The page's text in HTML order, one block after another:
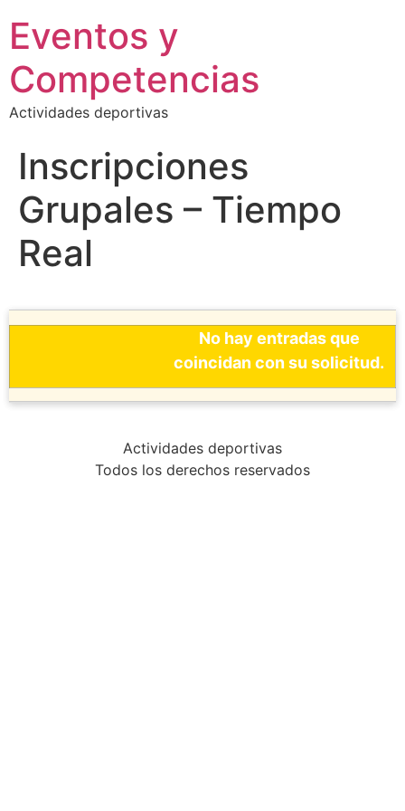
Eventos y
Competencias
Actividades deportivas
Inscripciones
Grupales – Tiempo
Real
No hay entradas que
coincidan con su solicitud.
Actividades deportivas
Todos los derechos reservados